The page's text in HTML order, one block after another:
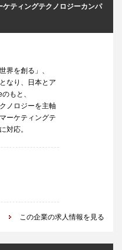
ティングテクノロジーカンパ
界を創る」、
なり、日本とア
もと、
ノロジーを主軸
ーケティングテ
対応。
この企業の求人情報を見る